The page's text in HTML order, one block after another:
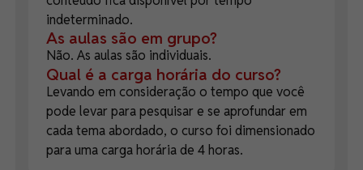
indeterminado.
As aulas são em grupo?
Não. As aulas são individuais.
Qual é a carga horária do curso?
Levando em consideração o tempo que você
pode levar para pesquisar e se aprofundar em
cada tema abordado, o curso foi dimensionado
para uma carga horária de 4 horas.